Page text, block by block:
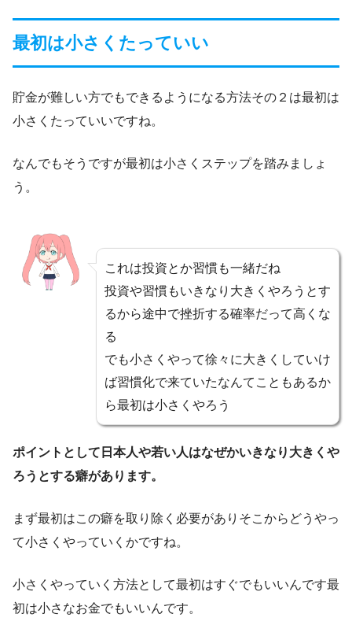
最初は小さくたっていい
貯金が難しい方でもできるようになる方法その２は最初は
小さくたっていいですね。
なんでもそうですが最初は小さくステップを踏みましょ
う。
これは投資とか習慣も一緒だね
投資や習慣もいきなり大きくやろうとす
るから途中で挫折する確率だって高くな
る
でも小さくやって徐々に大きくしていけ
ば習慣化で来ていたなんてこともあるか
ら最初は小さくやろう
ポイントとして日本人や若い人はなぜかいきなり大きくや
ろうとする癖があります。
まず最初はこの癖を取り除く必要がありそこからどうやっ
て小さくやっていくかですね。
小さくやっていく方法として最初はすぐでもいいんです最
初は小さなお金でもいいんです。